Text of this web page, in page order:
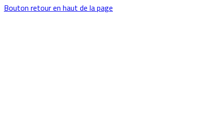
Bouton retour en haut de la page